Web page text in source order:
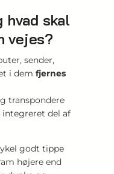
hvad skal
vejes?
sender,
i dem fjernes
transpondere
integreret del af
godt tippe
højere end